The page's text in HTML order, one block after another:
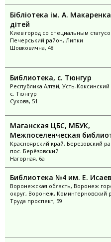
Бібліотека ім. А.
дітей
Киев город со специальным
Печерський район, Липки
Шовковична, 48
Библиотека, с. Тюнгур
Республика Алтай, Усть-
с. Тюнгур
Сухова, 51
Маганская ЦБС, МБУК,
Межпоселенческая
Красноярский край, Березовский
пос. Берёзовский
Нагорная, 6а
Библиотека №4 им. Е.
Воронежская область, Воронеж
округ, Воронеж, Коминтерновский
Труда проспект, 59